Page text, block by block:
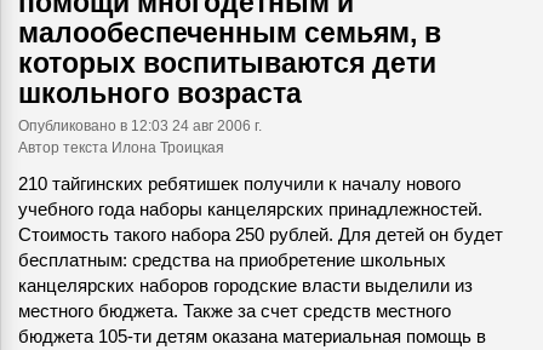
малообеспеченным семьям, в
которых воспитываются дети
школьного возраста
Опубликовано в 12:03 24 авг 2006 г.
Автор текста Илона Троицкая
210 тайгинских ребятишек получили к началу нового
учебного года наборы канцелярских принадлежностей.
Стоимость такого набора 250 рублей. Для детей он будет
бесплатным: средства на приобретение школьных
канцелярских наборов городские власти выделили из
местного бюджета. Также за счет средств местного
бюджета 105-ти детям оказана материальная помощь в